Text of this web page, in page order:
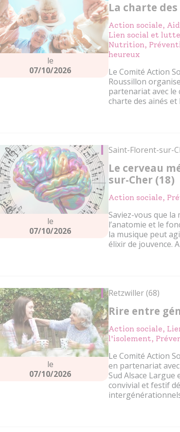
le
07/10/2026
La charte
Action sociale,
Lien social et
Nutrition,
heureux
Le Comité Action
Roussillon
partenariat avec le
charte des ainés et
le
07/10/2026
Saint-Florent-sur-
Le cerveau
sur-Cher (18)
Action sociale,
Saviez-vous que la
l’anatomie et le
la musique peut
élixir de jouvence.
le
07/10/2026
Retzwiller (68)
Rire entre
Action sociale,
l'isolement,
Le Comité Action
en partenariat avec
Sud Alsace Largue
convivial et festif